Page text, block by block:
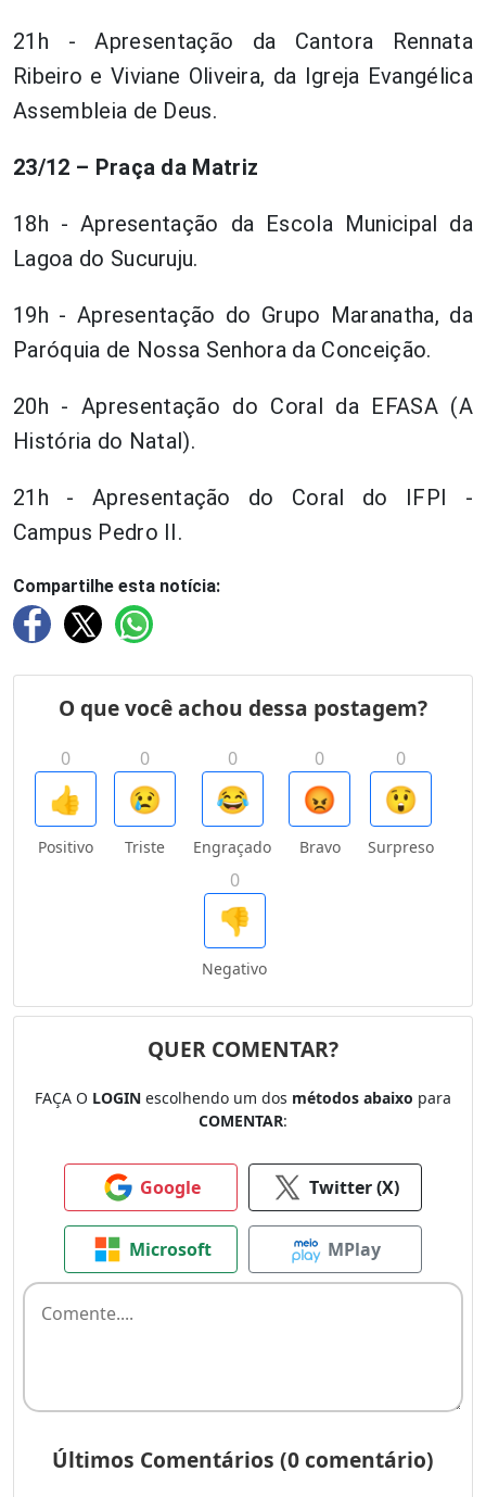
21h - Apresentação da Cantora Rennata
Ribeiro e Viviane Oliveira, da Igreja Evangélica
Assembleia de Deus.
23/12 – Praça da Matriz
18h - Apresentação da Escola Municipal da
Lagoa do Sucuruju.
19h - Apresentação do Grupo Maranatha, da
Paróquia de Nossa Senhora da Conceição.
20h - Apresentação do Coral da EFASA (A
História do Natal).
21h - Apresentação do Coral do IFPI -
Campus Pedro II.
Compartilhe esta notícia: